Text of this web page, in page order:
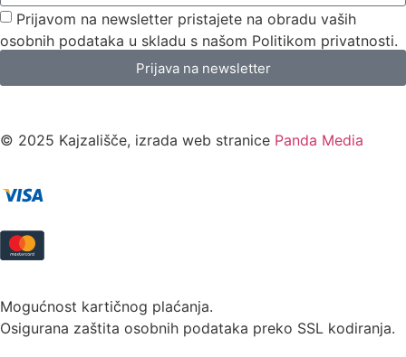
Prijavom na newsletter pristajete na obradu vaših
osobnih podataka u skladu s našom Politikom privatnosti.
Prijava na newsletter
© 2025 Kajzališče, izrada web stranice Panda Media
Mogućnost kartičnog plaćanja.
Osigurana zaštita osobnih podataka preko SSL kodiranja.